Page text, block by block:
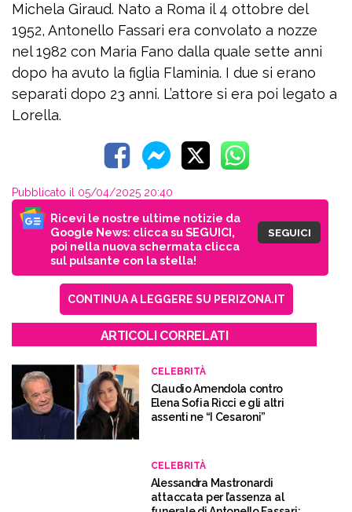
Michela Giraud. Nato a Roma il 4 ottobre del
1952, Antonello Fassari era convolato a nozze
nel 1982 con Maria Fano dalla quale sette anni
dopo ha avuto la figlia Flaminia. I due si erano
separati dopo 23 anni. L’attore si era poi legato a
Lorella.
Pubblicato il 05/04/2025 20:40
Ricevi le nostre ultime notizie da
Google News: clicca su SEGUICI,
poi nella nuova schermata clicca
sul pulsante con la stella!
SEGUICI
CONTINUA A LEGGERE SU PERIZONA.IT
ARTICOLI CORRELATI
CELEBRITÀ
Claudio Amendola contro
Elena Sofia Ricci e gli altri
assenti ne “I Cesaroni”
CELEBRITÀ
Alessandra Mastronardi
attaccata per l’assenza al